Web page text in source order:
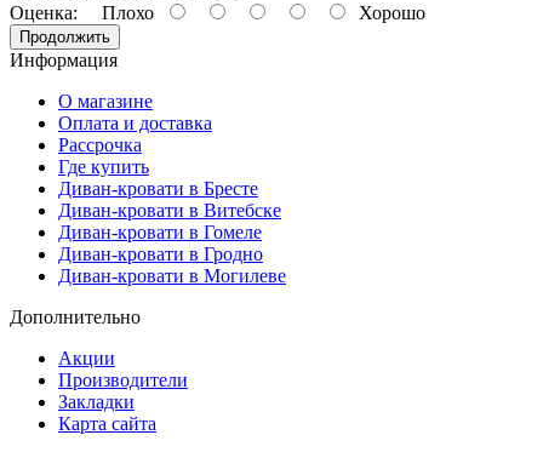
Оценка: Плохо Хорошо
Продолжить
Информация
О магазине
Оплата и доставка
Рассрочка
Где купить
Диван-кровати в Бресте
Диван-кровати в Витебске
Диван-кровати в Гомеле
Диван-кровати в Гродно
Диван-кровати в Могилеве
Дополнительно
Акции
Производители
Закладки
Карта сайта